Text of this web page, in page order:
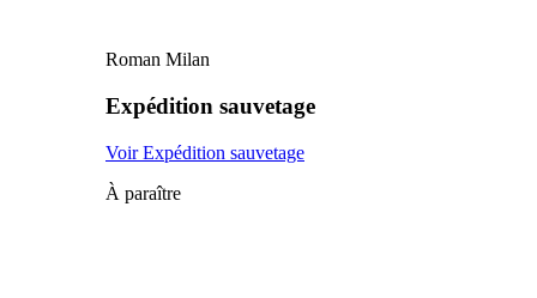
Roman Milan
Expédition sauvetage
Voir Expédition sauvetage
À paraître